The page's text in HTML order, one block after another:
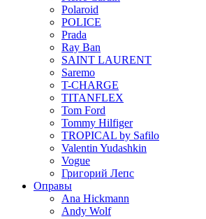
Polaroid
POLICE
Prada
Ray Ban
SAINT LAURENT
Saremo
T-CHARGE
TITANFLEX
Tom Ford
Tommy Hilfiger
TROPICAL by Safilo
Valentin Yudashkin
Vogue
Григорий Лепс
Оправы
Ana Hickmann
Andy Wolf